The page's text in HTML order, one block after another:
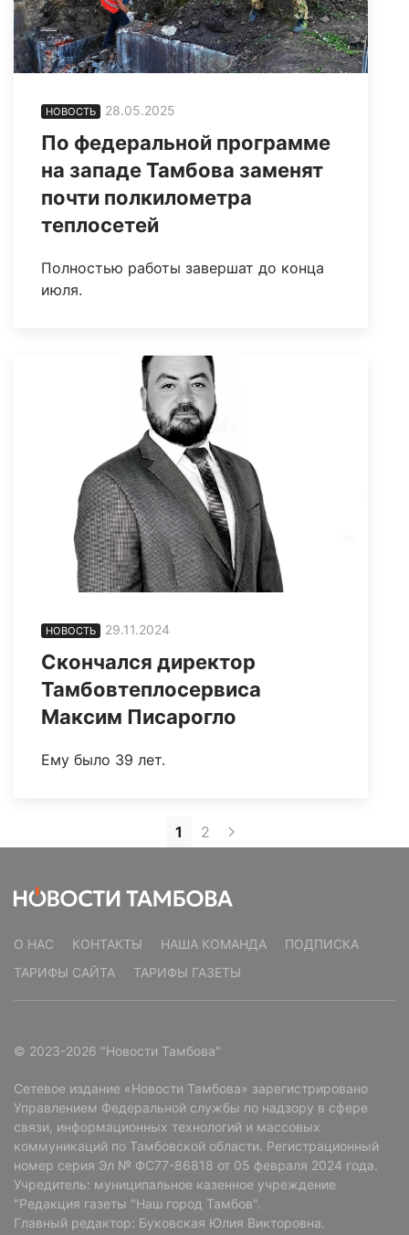
НОВОСТЬ 28.05.2025
По федеральной программе
на западе Тамбова заменят
почти полкилометра
теплосетей
Полностью работы завершат до конца
июля.
НОВОСТЬ 29.11.2024
Скончался директор
Тамбовтеплосервиса
Максим Писарогло
Ему было 39 лет.
1 2
О НАС КОНТАКТЫ НАША КОМАНДА
ПОДПИСКА
ТАРИФЫ САЙТА
ТАРИФЫ ГАЗЕТЫ
© 2023-2026 "Новости Тамбова"
Сетевое издание «Новости Тамбова» зарегистрировано
Управлением Федеральной службы по надзору в сфере
связи, информационных технологий и массовых
коммуникаций по Тамбовской области. Регистрационный
номер серия Эл № ФС77-86818 от 05 февраля 2024 года.
Учредитель: муниципальное казенное учреждение
"Редакция газеты "Наш город Тамбов".
Главный редактор: Буковская Юлия Викторовна.